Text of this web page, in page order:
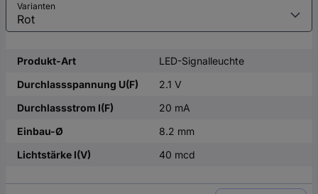
Varianten
Produkt-Art
LED-Signalleuchte
Durchlassspannung U(F)
2.1 V
Durchlassstrom I(F)
20 mA
Einbau-Ø
8.2 mm
Lichtstärke I(V)
40 mcd